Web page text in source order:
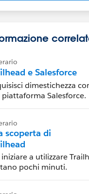
e Salesforce
dimestichezza
piattaforma Salesforce.
scoperta di
iniziare a utilizzare
pochi minuti.